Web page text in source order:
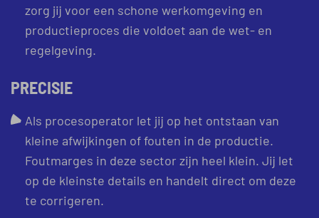
zorg jij voor een schone werkomgeving en
productieproces die voldoet aan de wet- en
regelgeving.
PRECISIE
Als procesoperator let jij op het ontstaan van
kleine afwijkingen of fouten in de productie.
Foutmarges in deze sector zijn heel klein. Jij let
op de kleinste details en handelt direct om deze
te corrigeren.